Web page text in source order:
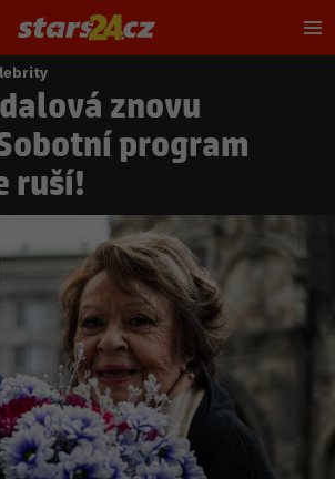
znovu
program
ruší!